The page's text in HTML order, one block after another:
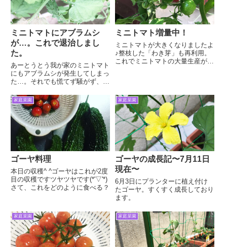
ミニトマトにアブラムシ
が…。これで退治しまし
た。
あーとうとう我が家のミニトマト
にもアブラムシが発生してしまっ
た…。それでも慌てず騒がず、先
密兵器に登場願いましょう。
ミニトマト増量中！
ミニトマトが大きくなりましたよ
♪整枝した「わき芽」も再利用。
これでミニトマトの大量生産が可
家庭菜園
ゴーヤ料理
本日の収穫^ ^ゴーヤはこれが2度
目の収穫ですツヤツヤです(*'▽'*)
さて、これをどのように食べる？
家庭菜園
ゴーヤの成長記〜7月11日
現在〜
6月3日にプランターに植え付け
たゴーヤ。すくすく成長しており
ます。
家庭菜園 家庭菜園